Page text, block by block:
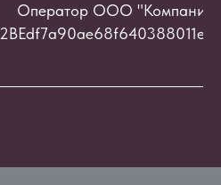
Оператор ООО "Компания